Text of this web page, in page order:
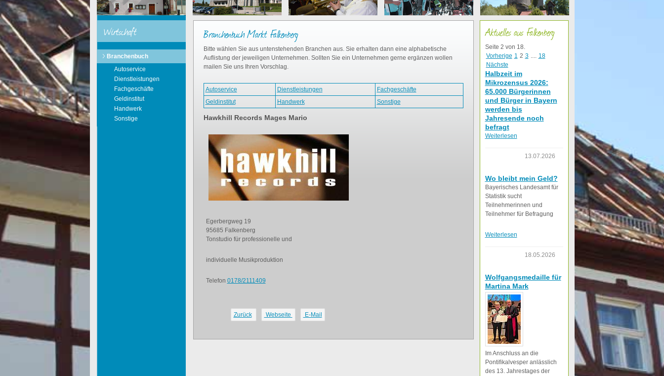
Wirtschaft
Branchenbuch
Autoservice
Dienstleistungen
Fachgeschäfte
Geldinstitut
Handwerk
Sonstige
Branchenbuch Markt Falkenberg
Bitte wählen Sie aus untenstehenden Branchen aus. Sie erhalten dann eine alphabetische
Auflistung der jeweiligen Unternehmen. Sollten Sie ein Unternehmen gerne ergänzen wollen
mailen Sie uns Ihren Vorschlag.
Autoservice Dienstleistungen
Fachgeschäfte
Geldinstitut
Handwerk Sonstige
Hawkhill Records Mages Mario
Egerbergweg 19
95685 Falkenberg
Tonstudio für professionelle und
individuelle Musikproduktion
Telefon 0178/2111409
Zurück Webseite E-Mail
Aktuelles aus Falkenberg
Seite 2 von 18.
Vorherige 1 2 3 .... 18
Nächste
Halbzeit im
Mikrozensus 2026:
65.000 Bürgerinnen
und Bürger in Bayern
werden bis
Jahresende noch
befragt
Weiterlesen
13.07.2026
Wo bleibt mein Geld?
Bayerisches Landesamt für
Statistik sucht
Teilnehmerinnen und
Teilnehmer für Befragung
Weiterlesen
18.05.2026
Wolfgangsmedaille für
Martina Mark
Im Anschluss an die
Pontifikalvesper anlässlich
des 13. Jahrestages der